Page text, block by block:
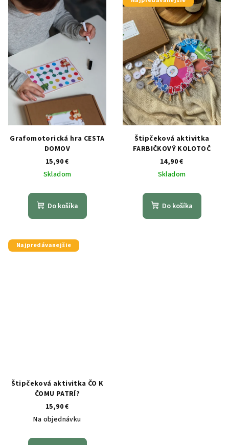
Grafomotorická hra CESTA
DOMOV
15,90 €
Skladom
Do košíka
Štipčeková aktivitka
FARBIČKOVÝ KOLOTOČ
14,90 €
Skladom
Do košíka
Najpredávanejšie
Štipčeková aktivitka ČO K
ČOMU PATRÍ?
15,90 €
Na objednávku